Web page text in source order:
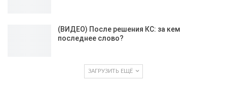
(ВИДЕО) После решения КС: за кем
последнее слово?
ЗАГРУЗИТЬ ЕЩЁ